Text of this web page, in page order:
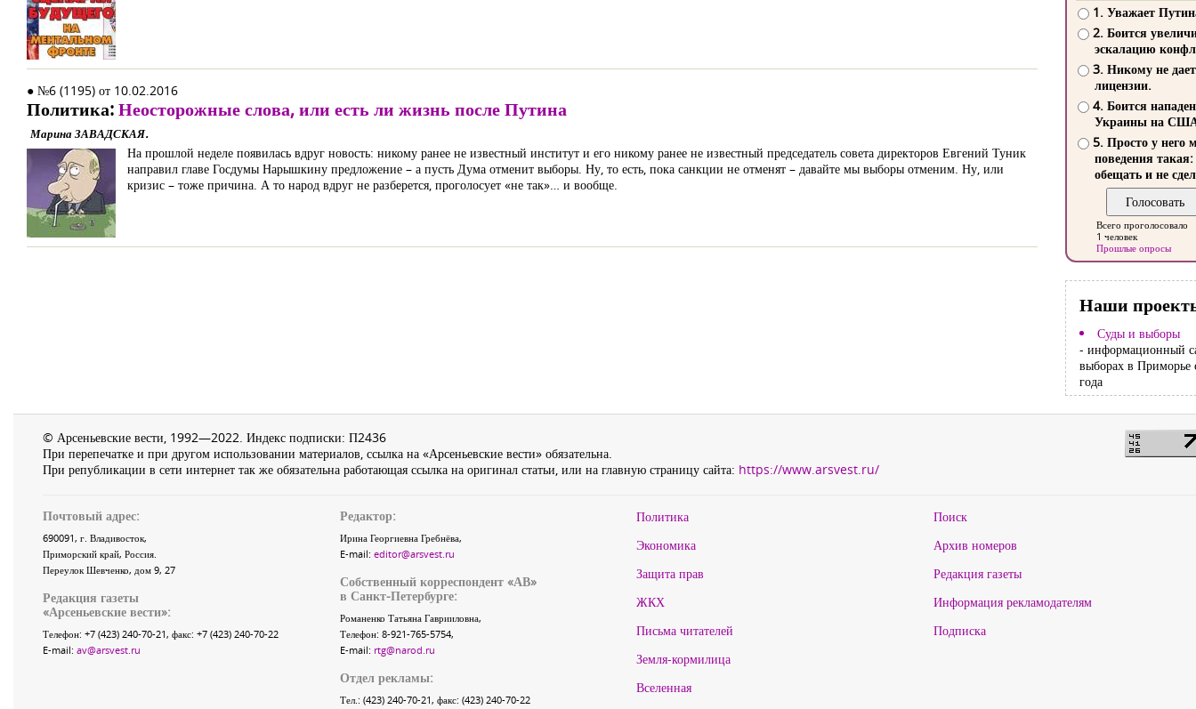
● №6 (1195) от 10.02.2016
Политика:Неосторожные слова, или есть ли жизнь после Путина
Марина ЗАВАДСКАЯ.
На прошлой неделе появилась вдруг новость: никому ранее не известный институт и его никому ранее не известный председатель совета директоров Евгений Туник
направил главе Госдумы Нарышкину предложение – а пусть Дума отменит выборы. Ну, то есть, пока санкции не отменят – давайте мы выборы отменим. Ну, или
кризис – тоже причина. А то народ вдруг не разберется, проголосует «не так»… и вообще.
1. Уважает
2. Боится
эскалацию
3. Никому не
лицензии.
4. Боится
Украины на
5. Просто у него
поведения такая:
обещать и не
Всего проголосовало
1 человек
Прошлые опросы
Наши
Суды и выборы
- информационный
выборах в Приморье
года
© Арсеньевские вести, 1992—2022. Индекс подписки: П2436
При перепечатке и при другом использовании материалов, ссылка на «Арсеньевские вести» обязательна.
При републикации в сети интернет так же обязательна работающая ссылка на оригинал статьи, или на главную страницу сайта: https://www.arsvest.ru/
Почтовый адрес:
690091, г. Владивосток,
Приморский край, Россия.
Переулок Шевченко, дом 9, 27
Редакция газеты
«Арсеньевские вести»:
Телефон: +7 (423) 240-70-21, факс: +7 (423) 240-70-22
E-mail: av@arsvest.ru
Редактор:
Ирина Георгиевна Гребнёва,
E-mail: editor@arsvest.ru
Собственный корреспондент «АВ»
в Санкт-Петербурге:
Романенко Татьяна Гаврииловна,
Телефон: 8-921-765-5754,
E-mail: rtg@narod.ru
Отдел рекламы:
Тел.: (423) 240-70-21, факс: (423) 240-70-22
Политика
Экономика
Защита прав
ЖКХ
Письма читателей
Земля-кормилица
Вселенная
Поиск
Архив номеров
Редакция газеты
Информация рекламодателям
Подписка